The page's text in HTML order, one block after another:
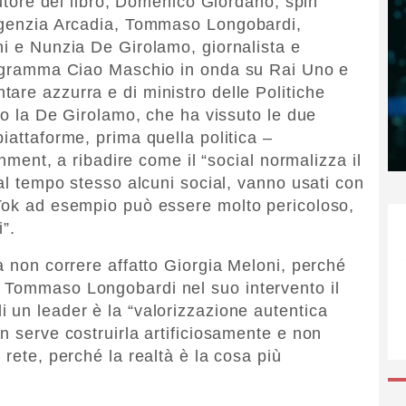
Arcadia, Tommaso Longobardi,
e Nunzia De Girolamo, giornalista e
Ciao Maschio in onda su Rai Uno e
azzurra e di ministro delle Politiche
la De Girolamo, che ha vissuto le due
prima quella politica –
a ribadire come il “social normalizza il
tempo stesso alcuni social, vanno usati con
ad esempio può essere molto pericoloso,
correre affatto Giorgia Meloni, perché
Longobardi nel suo intervento il
un leader è la “valorizzazione autentica
serve costruirla artificiosamente e non
perché la realtà è la cosa più